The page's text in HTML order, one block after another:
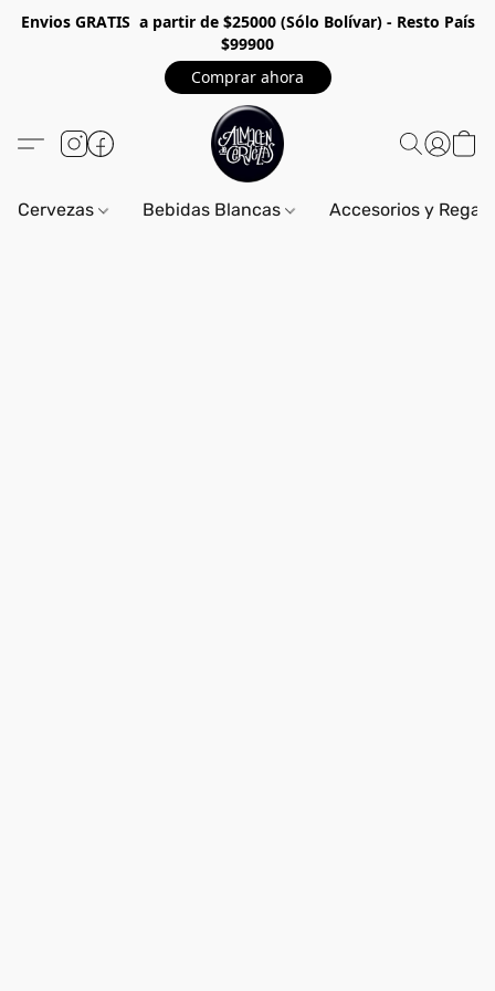
Envios GRATIS a partir de $25000 (Sólo Bolívar) - Resto País
$99900
Comprar ahora
Cervezas Bebidas Blancas Accesorios y